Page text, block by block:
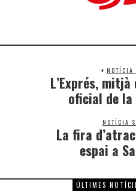
NOTÍCIA
L’Exprés,
oficial de la
NOTÍCIA
La fira
espai a
ÚLTIMES